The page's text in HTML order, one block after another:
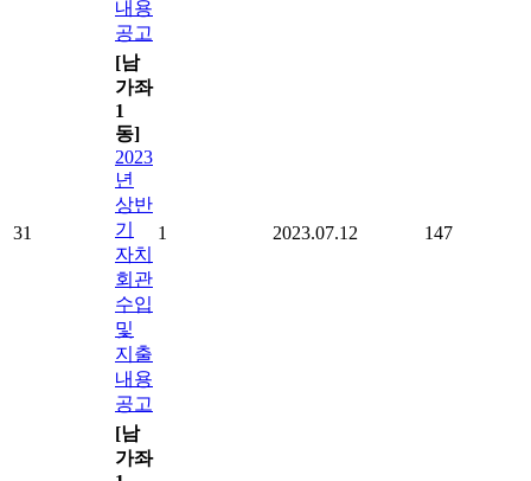
내용
공고
31
[남
가좌
1
동]
2023
년
상반
기
자치
회관
수입
및
지출
내용
공고
1 2023.07.12 147
[남
가좌